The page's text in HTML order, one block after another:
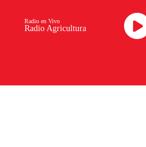
Radio Agricultura
Radio en Vivo